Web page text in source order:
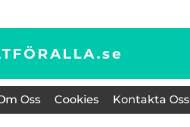
se
Oss Cookies Kontakta Oss